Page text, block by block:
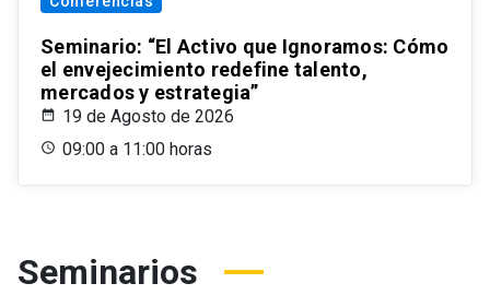
Seminario: “El Activo que Ignoramos: Cómo
el envejecimiento redefine talento,
mercados y estrategia”
19 de Agosto de 2026
09:00 a 11:00 horas
Seminarios